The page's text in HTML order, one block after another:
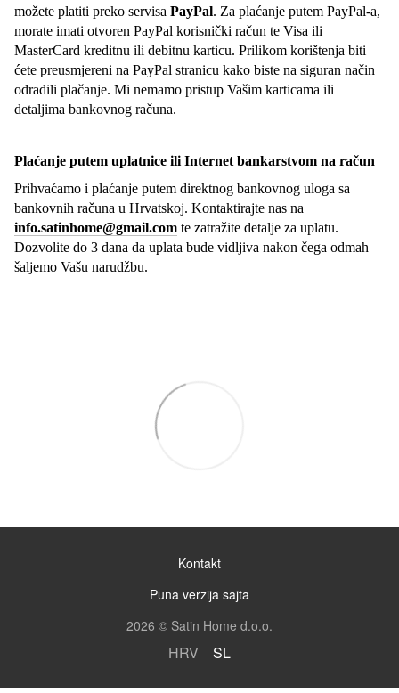
možete platiti preko servisa PayPal. Za plaćanje putem PayPal-a,
morate imati otvoren PayPal korisnički račun te Visa ili
MasterCard kreditnu ili debitnu karticu. Prilikom korištenja biti
ćete preusmjereni na PayPal stranicu kako biste na siguran način
odradili plačanje. Mi nemamo pristup Vašim karticama ili
detaljima bankovnog računa.
Plaćanje putem uplatnice ili Internet bankarstvom na račun
Prihvaćamo i plaćanje putem direktnog bankovnog uloga sa
bankovnih računa u Hrvatskoj. Kontaktirajte nas na
info.satinhome@gmail.com te zatražite detalje za uplatu.
Dozvolite do 3 dana da uplata bude vidljiva nakon čega odmah
šaljemo Vašu narudžbu.
Kontakt
Puna verzija sajta
2026 © Satin Home d.o.o.
HRV SL